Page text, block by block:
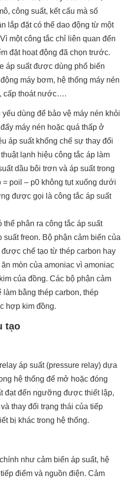
công suất, kết cấu mà số
lắp đặt có thể dao động từ một
một công tắc chỉ liên quan đến
đặt hoạt động đã chọn trước.
áp suất được dùng phổ biến
máy bơm, hệ thống máy nén
cấp thoát nước….
dùng để bảo vệ máy nén khỏi
máy nén hoặc quá thấp ở
áp suất khống chế sự thay đổi
lạnh hiệu công tắc áp làm
dầu bôi trơn và áp suất trong
= poil – p0 không tụt xuống dưới
được gọi là công tắc áp suất
thể phân ra công tắc áp suất
suất freon. Bộ phận cảm biến của
chế tạo từ thép carbon hay
mòn của amoniac vì amoniac
của đồng. Các bộ phận cảm
làm bằng thép carbon, thép
hợp kim đồng.
tạo
áp suất (pressure relay) dựa
hệ thống để mở hoặc đóng
đạt đến ngưỡng được thiết lập,
thay đổi trạng thái của tiếp
bị khác trong hệ thống.
như cảm biến áp suất, hệ
điểm và nguồn điện. Cảm